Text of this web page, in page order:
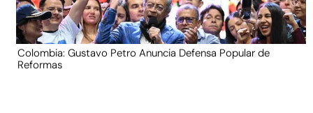
Colombia: Gustavo Petro Anuncia Defensa Popular de
Reformas